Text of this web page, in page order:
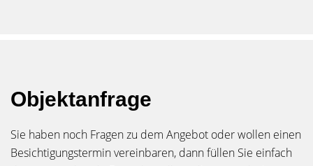
Objektanfrage
Sie haben noch Fragen zu dem Angebot oder wollen einen
Besichtigungstermin vereinbaren, dann füllen Sie einfach